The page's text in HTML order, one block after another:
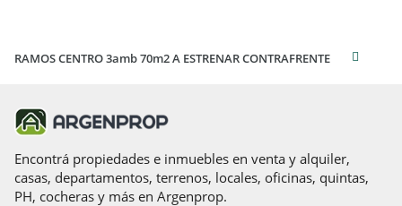
RAMOS CENTRO 3amb 70m2 A ESTRENAR CONTRAFRENTE
Encontrá propiedades e inmuebles en venta y alquiler,
casas, departamentos, terrenos, locales, oficinas, quintas,
PH, cocheras y más en Argenprop.